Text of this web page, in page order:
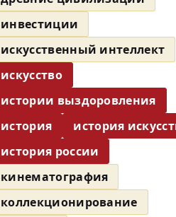
инвестиции
искусственный интеллект
искусство
истории выздоровления
история
история
история россии
кинематография
коллекционирование